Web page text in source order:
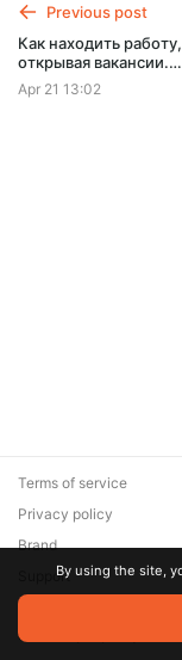
Previous post
Как находить
открывая вакансии.
Отрезвляющий
репутации и
Apr 21 13:02
© 2026 Zaya
are the property of
Terms of service
Privacy policy
Brand
SupportBy using the site,